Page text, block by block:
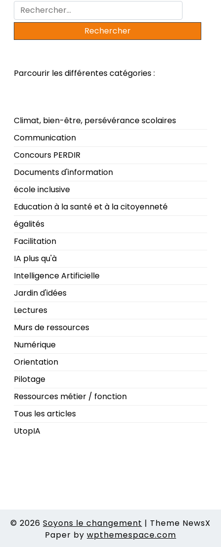
Rechercher :
Parcourir les différentes catégories :
Climat, bien-être, persévérance scolaires
Communication
Concours PERDIR
Documents d'information
école inclusive
Education à la santé et à la citoyenneté
égalités
Facilitation
IA plus qu'à
Intelligence Artificielle
Jardin d'idées
Lectures
Murs de ressources
Numérique
Orientation
Pilotage
Ressources métier / fonction
Tous les articles
UtopIA
© 2026 Soyons le changement | Theme NewsX
Paper by wpthemespace.com